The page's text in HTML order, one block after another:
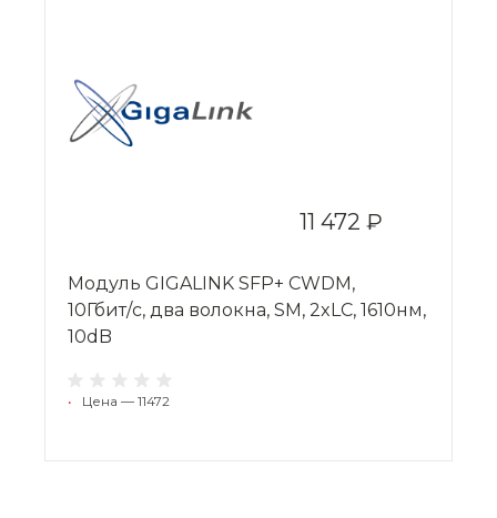
11 472 ₽
Модуль GIGALINK SFP+ CWDM,
10Гбит/c, два волокна, SM, 2xLC, 1610нм,
10dB
• Цена — 11472